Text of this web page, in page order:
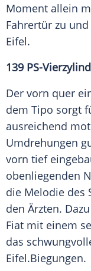
Moment allein
Fahrertür zu
Eifel.
139 PS-
Der vorn quer
dem Tipo sorgt
ausreichend
Umdrehungen
vorn tief
obenliegenden
die Melodie des
den Ärzten.
Fiat mit einem
das
Eifel.Biegungen.